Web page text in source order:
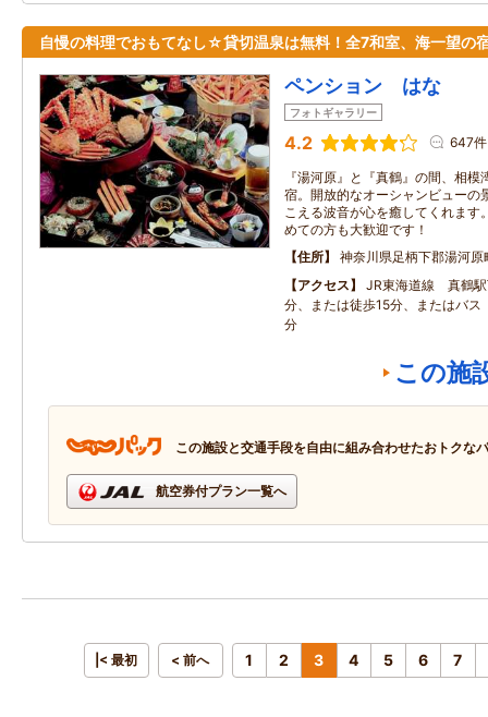
自慢の料理でおもてなし☆貸切温泉は無料！全7和室、海一望の
ペンション はな
フォトギャラリー
4.2 647件
『湯河原』と『真鶴』の間、相
宿。開放的なオーシャンビューの
こえる波音が心を癒してくれます
めての方も大歓迎です！
住所
神奈川県足柄下郡湯河
アクセス
JR東海道線 真鶴
分、または徒歩15分、またはバス
分
この施
この施設と交通手段を自由に組み合わせたおトクな
航空券付プラン一覧へ
|< 最初 < 前へ 1 2 3 4 5 6 7